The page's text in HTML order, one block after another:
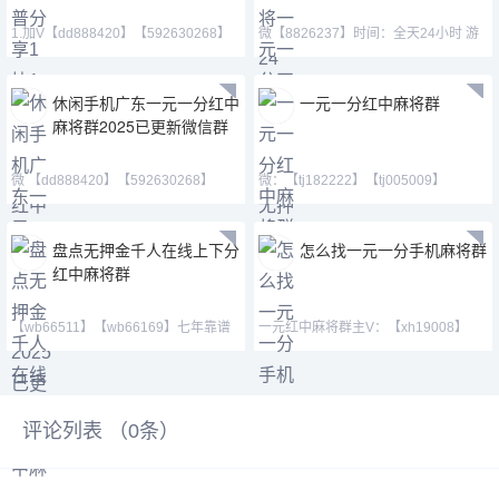
1.加V【dd888420】【592630268】
【jk881883】QQ(5926
微【8826237】时间：全天24小时 游
戏类型：单挑，多人，亲友圈
休闲手机广东一元一分红中
麻将群2025已更新微信群
微 【dd888420】【592630268】
一元一分红中麻将群
微：【tj182222】【tj005009】
盘点无押金千人在线上下分
红中麻将群
【wb66511】【wb66169】七年靠谱
老平台，我不能保证你能
怎么找一元一分手机麻将群
一元红中麻将群主V：【xh19008】
【xh29008】【tj19008】
评论列表 （0条）